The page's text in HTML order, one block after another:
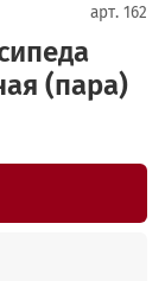
арт. 162
(пара)